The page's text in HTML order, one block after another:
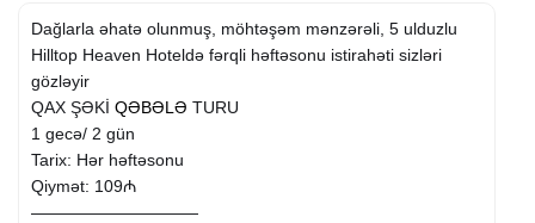
Dağlarla əhatə olunmuş, möhtəşəm mənzərəli, 5 ulduzlu
Hilltop Heaven Hoteldə fərqli həftəsonu istirahəti sizləri
gözləyir
QAX ŞƏKİ QƏBƏLƏ TURU
1 gecə/ 2 gün
Tarix: Hər həftəsonu
Qiymət: 109₼
——————————